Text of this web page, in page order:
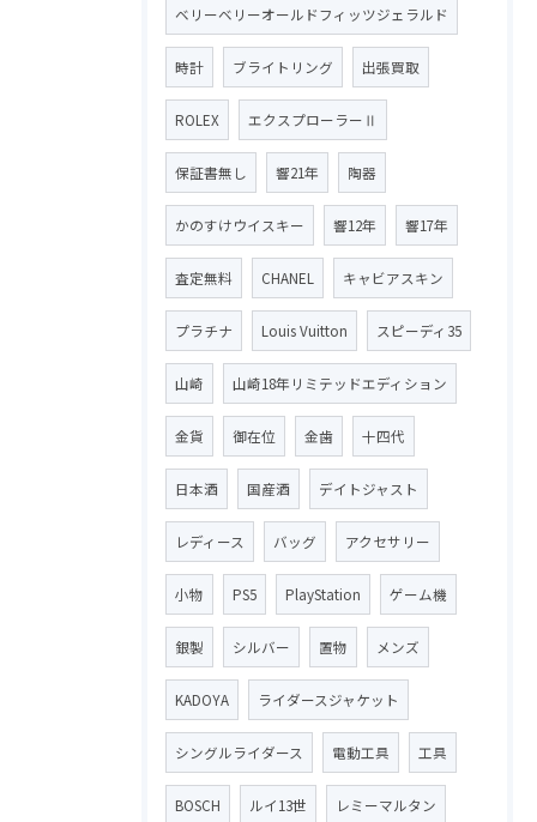
ベリーベリーオールドフィッツジェラルド
時計 ブライトリング 出張買取
ROLEX エクスプローラーⅡ
保証書無し 響21年 陶器
かのすけウイスキー 響12年 響17年
査定無料 CHANEL キャビアスキン
プラチナ Louis Vuitton スピーディ35
山崎 山崎18年リミテッドエディション
金貨 御在位 金歯 十四代
日本酒 国産酒 デイトジャスト
レディース バッグ アクセサリー
小物 PS5 PlayStation ゲーム機
銀製 シルバー 置物 メンズ
KADOYA ライダースジャケット
シングルライダース 電動工具 工具
BOSCH ルイ13世 レミーマルタン